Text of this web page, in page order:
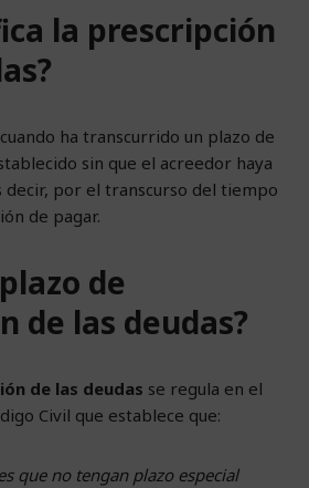
la prescripción
ha transcurrido un plazo de
sin que el acreedor haya
decir, por el transcurso del tiempo
de pagar.
de
de las deudas?
de las deudas se regula en el
Civil que establece que:
que no tengan plazo especial